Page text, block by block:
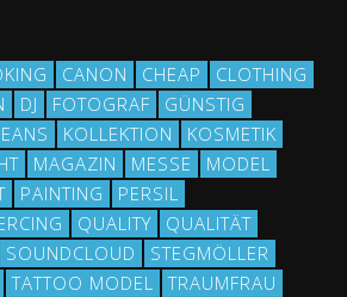
CANON CHEAP
CLOTHING
DJ FOTOGRAF
GÜNSTIG
KOLLEKTION
KOSMETIK
MAGAZIN MESSE
MODEL
PAINTING
PERSIL
QUALITY
QUALITÄT
SOUNDCLOUD
STEGMÖLLER
TATTOO MODEL
TRAUMFRAU